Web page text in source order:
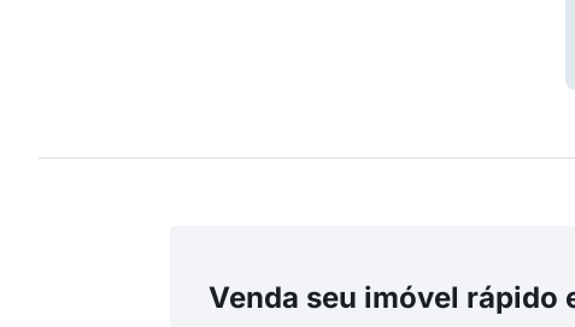
Venda seu imóvel rápido